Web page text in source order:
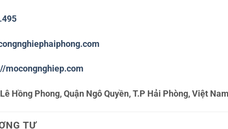
mocongnghiep.com
Hồng Phong, Quận Ngô Quyền, T.P Hải Phòng, Việt Nam
TỰ